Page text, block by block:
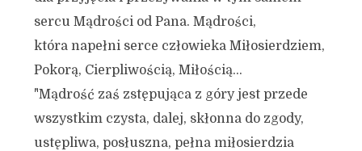
sercu Mądrości od Pana. Mądrości,
która napełni serce człowieka Miłosierdziem,
Pokorą, Cierpliwością, Miłością…
"Mądrość zaś zstępująca z góry jest przede
wszystkim czysta, dalej, skłonna do zgody,
ustępliwa, posłuszna, pełna miłosierdzia